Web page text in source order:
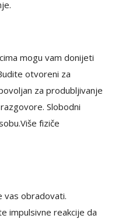
mogu vam donijeti
otvoreni za
za produbljivanje
Slobodni
fiziče
vas obradovati.
impulsivne reakcije da